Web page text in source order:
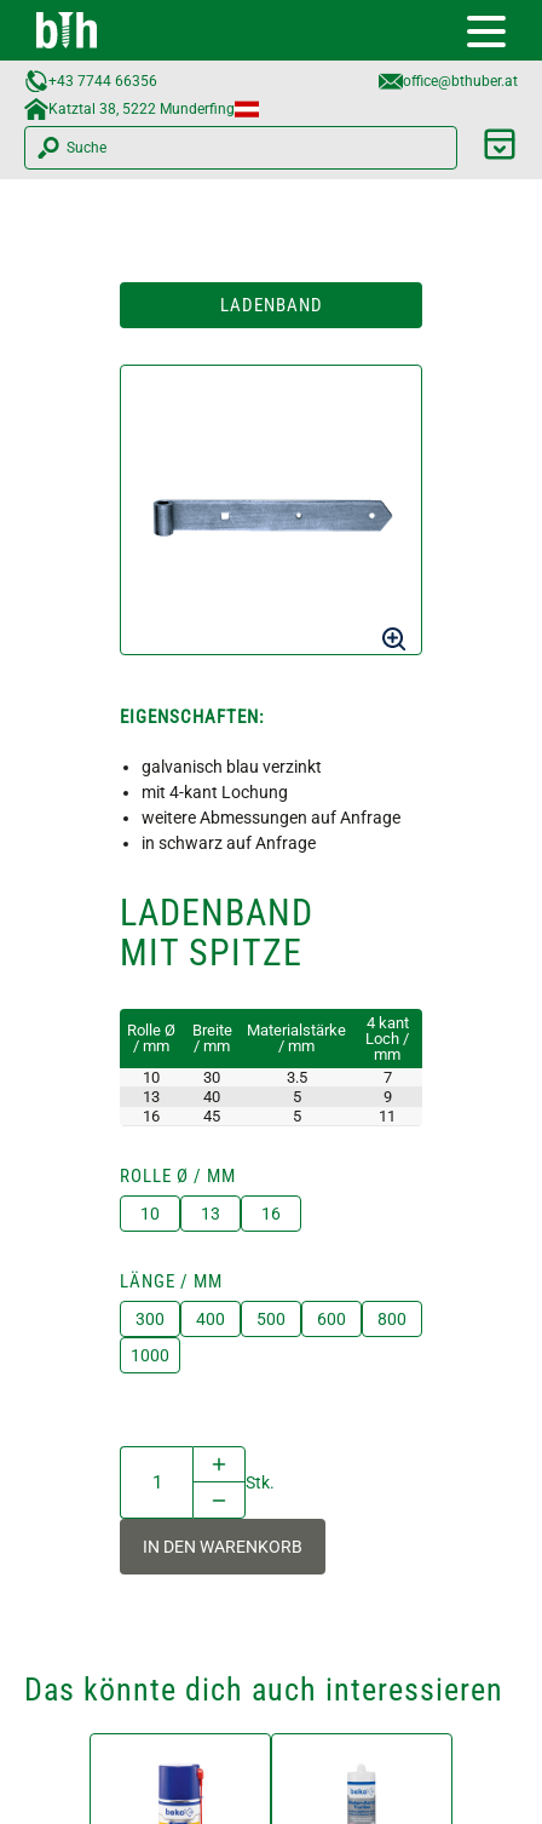
+43 7744 66356
office@bthuber.at​
Katztal 38, 5222 Munderfing
Suche
LADENBAND
EIGENSCHAFTEN:
galvanisch blau verzinkt
mit 4-kant Lochung
weitere Abmessungen auf Anfrage
in schwarz auf Anfrage
LADENBAND
MIT SPITZE
Rolle Ø
/ mm
Breite
/ mm
Materialstärke
/ mm
4 kant
Loch /
mm
10
30 3.5
7
13
40 5
9
16
45 5 11
ROLLE Ø / MM
10 13 16
LÄNGE / MM
300 400 500 600
800
1000
Stk.
IN DEN WARENKORB
Das könnte dich auch interessieren